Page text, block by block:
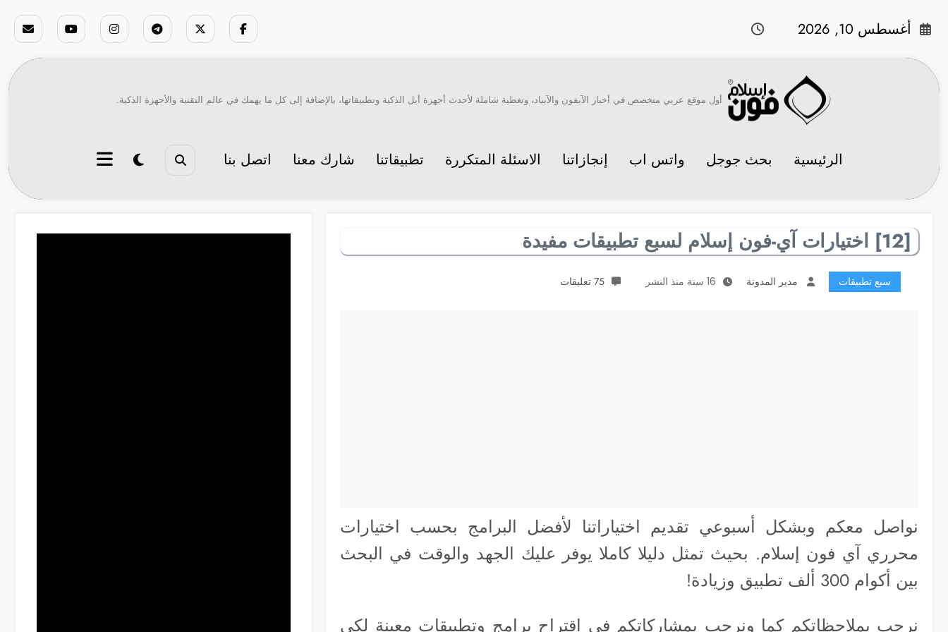
أغسطس 10, 2026
أول موقع عربي متخصص في أخبار الآيفون والآيباد، وتغطية شاملة لأحدث أجهزة أبل الذكية وتطبيقاتها، بالإضافة إلى كل ما يهمك في عالم التقنية والأجهزة الذكية.
الرئيسية بحث جوجل واتس اب إنجازاتنا الاسئلة المتكررة تطبيقاتنا شارك معنا اتصل بنا
[12] اختيارات آي-فون إسلام لسبع تطبيقات مفيدة
سبع تطبيقات مدير المدونة 16 سنة منذ النشر 75 تعليقات
نواصل معكم وبشكل أسبوعي تقديم اختياراتنا لأفضل البرامج بحسب اختيارات
محرري آي فون إسلام. بحيث تمثل دليلا كاملا يوفر عليك الجهد والوقت في البحث
بين أكوام 300 ألف تطبيق وزيادة!
نرحب بملاحظاتكم كما ونرحب بمشاركاتكم في اقتراح برامج وتطبيقات معينة لكي